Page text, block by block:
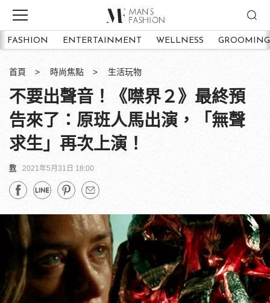
FASHION ENTERTAINMENT WELLNESS GROOMING
首頁 時尚焦點 生活玩物
不要出聲音！《噤界２》最終預
告來了：原班人馬出演，「無聲
求生」再次上演！
教 2021年5月31日 18:00